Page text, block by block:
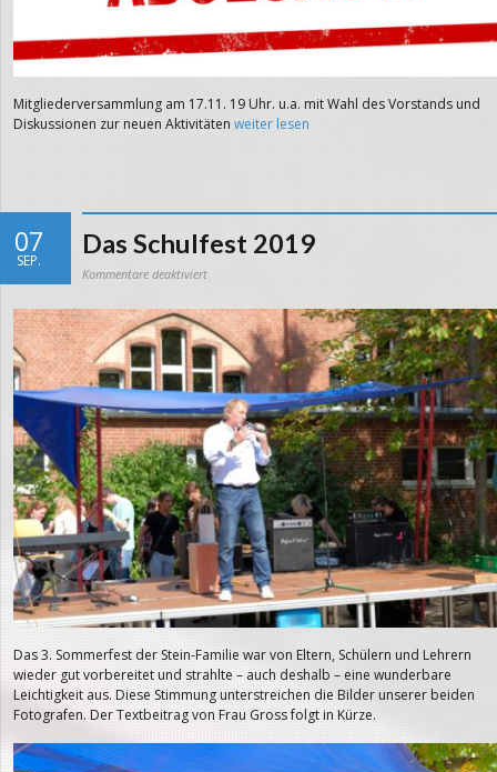
Mitgliederversammlung am 17.11. 19 Uhr. u.a. mit Wahl des Vorstands und
Diskussionen zur neuen Aktivitäten weiter lesen
07
SEP.
Das Schulfest 2019
Kommentare deaktiviertfür
2019
Das 3. Sommerfest der Stein-Familie war von Eltern, Schülern und Lehrern
wieder gut vorbereitet und strahlte – auch deshalb – eine wunderbare
Leichtigkeit aus. Diese Stimmung unterstreichen die Bilder unserer beiden
Fotografen. Der Textbeitrag von Frau Gross folgt in Kürze.